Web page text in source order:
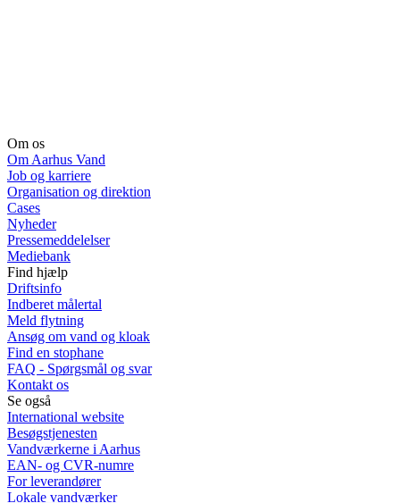
Om os
Om Aarhus Vand
Job og karriere
Organisation og direktion
Cases
Nyheder
Pressemeddelelser
Mediebank
Find hjælp
Driftsinfo
Indberet målertal
Meld flytning
Ansøg om vand og kloak
Find en stophane
FAQ - Spørgsmål og svar
Kontakt os
Se også
International website
Besøgstjenesten
Vandværkerne i Aarhus
EAN- og CVR-numre
For leverandører
Lokale vandværker